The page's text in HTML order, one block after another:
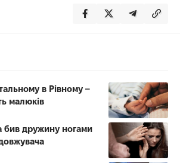
в Рівному –
малюків
бив дружину ногами